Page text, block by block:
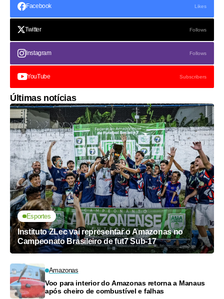
Facebook Likes
Twitter Follows
Instagram Follows
YouTube Subscribers
Últimas notícias
Esportes
Instituto ZLec vai representar o Amazonas no
Campeonato Brasileiro de fut7 Sub-17
Amazonas
Voo para interior do Amazonas retorna a Manaus
após cheiro de combustível e falhas